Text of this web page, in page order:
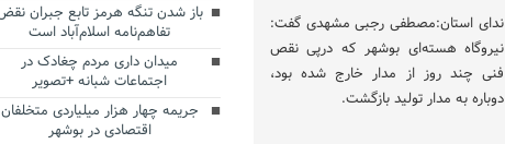
ندای استان:مصطفی رجبی مشهدی گفت:
نیروگاه هسته‌ای بوشهر که درپی نقص
فنی چند روز از مدار خارج شده بود،
دوباره به مدار تولید بازگشت.
باز شدن تنگه هرمز تابع جبران
تفاهم‌نامه اسلام‌آباد است
میدان داری مردم چغادک در
اجتماعات شبانه +تصویر
جریمه چهار هزار میلیاردی متخلفان
اقتصادی در بوشهر